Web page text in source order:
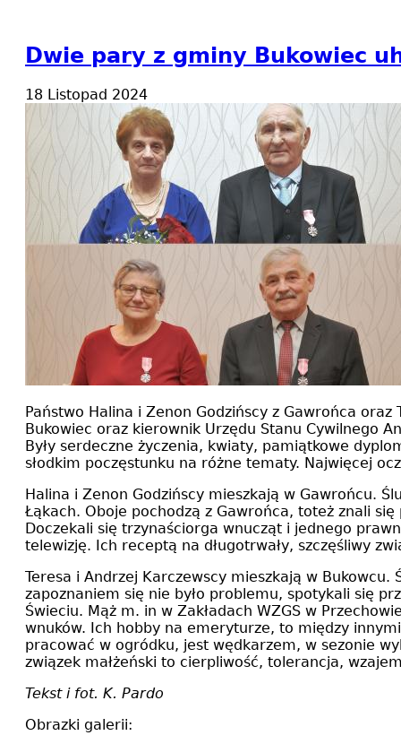
Dwie pary z gminy Bukowiec
18 Listopad 2024
Państwo Halina i Zenon Godzińscy z Gawrońca
Bukowiec oraz kierownik Urzędu Stanu Cywilnego
Były serdeczne życzenia, kwiaty, pamiątkowe
słodkim poczęstunku na różne tematy. Najwięcej
Halina i Zenon Godzińscy mieszkają w Gawrońcu.
Łąkach. Oboje pochodzą z Gawrońca, toteż znali
Doczekali się trzynaściorga wnucząt i jednego
telewizję. Ich receptą na długotrwały, szczęśliwy
Teresa i Andrzej Karczewscy mieszkają w
zapoznaniem się nie było problemu, spotykali się
Świeciu. Mąż m. in w Zakładach WZGS w
wnuków. Ich hobby na emeryturze, to między
pracować w ogródku, jest wędkarzem, w sezonie
związek małżeński to cierpliwość, tolerancja,
Tekst i fot. K. Pardo
Obrazki galerii: